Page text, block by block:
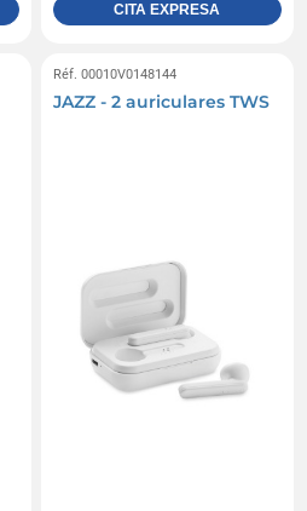
CITA EXPRESA
Réf. 00010V0148144
JAZZ - 2 auriculares TWS